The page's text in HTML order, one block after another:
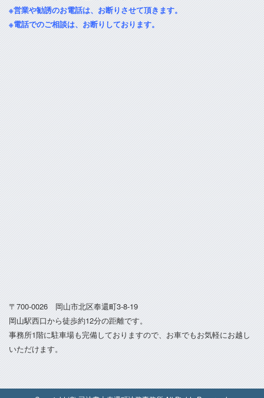
※営業や勧誘のお電話は、お断りさせて頂きます。
※電話でのご相談は、お断りしております。
〒700-0026 岡山市北区奉還町3-8-19
岡山駅西口から徒歩約12分の距離です。
事務所1階に駐車場も完備しておりますので、お車でもお気軽にお越し
いただけます。